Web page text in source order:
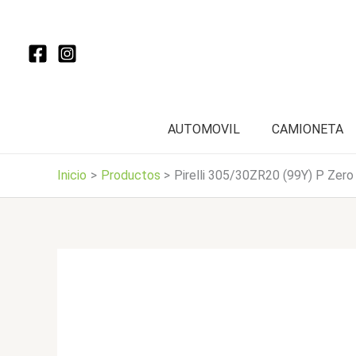
contenido
AUTOMOVIL CAMIONETA
Inicio Productos Pirelli 305/30ZR20 (99Y) P